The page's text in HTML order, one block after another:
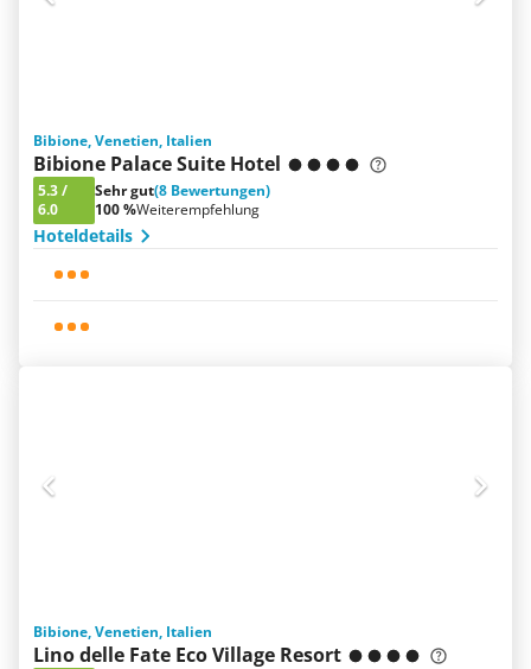
Bibione, Venetien, Italien
Bibione Palace Suite Hotel
5.3/
6.0
Sehr gut(8 Bewertungen)
100 %Weiterempfehlung
Hoteldetails
Bibione, Venetien, Italien
Lino delle Fate Eco Village Resort